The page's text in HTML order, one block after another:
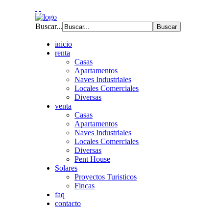
Buscar...
inicio
renta
Casas
Apartamentos
Naves Industriales
Locales Comerciales
Diversas
venta
Casas
Apartamentos
Naves Industriales
Locales Comerciales
Diversas
Pent House
Solares
Proyectos Turisticos
Fincas
faq
contacto